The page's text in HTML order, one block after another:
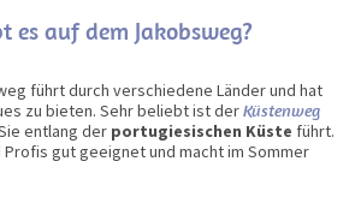
es auf dem Jakobsweg?
führt durch verschiedene Länder und hat
zu bieten. Sehr beliebt ist derKüstenweg
entlang der portugiesischen Küste führt.
gut geeignet und macht im Sommer